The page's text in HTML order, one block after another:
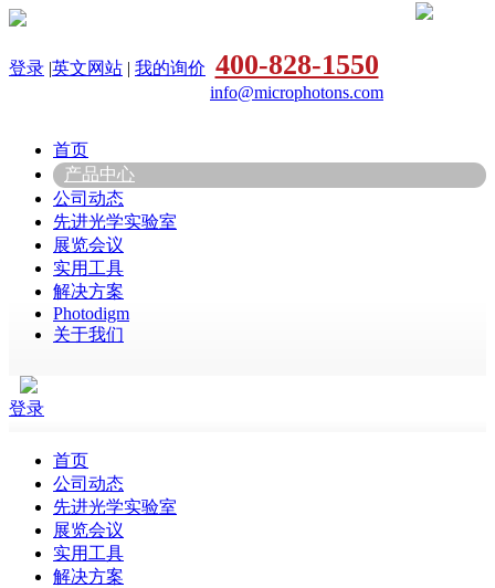
登录 |英文网站 | 我的询价 400-828-1550
info@microphotons.com
首页
产品中心
公司动态
先进光学实验室
展览会议
实用工具
解决方案
Photodigm
关于我们
登录
首页
公司动态
先进光学实验室
展览会议
实用工具
解决方案